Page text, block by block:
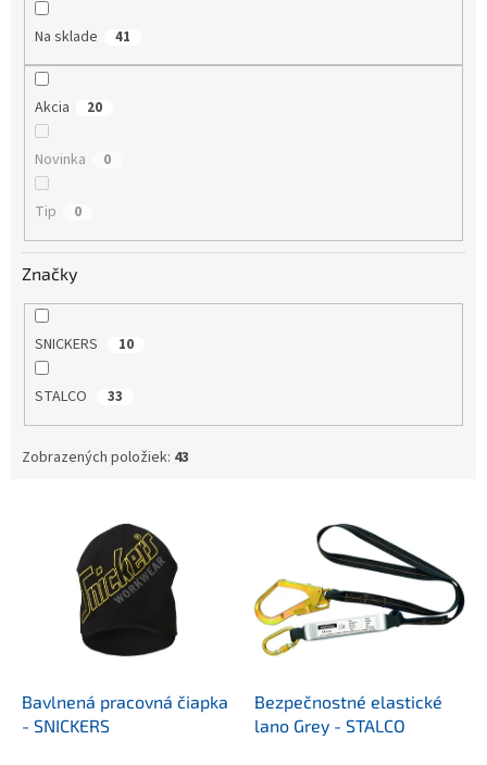
Na sklade 41
Akcia 20
Novinka 0
Tip 0
Značky
SNICKERS 10
STALCO 33
Zobrazených položiek: 43
Bavlnená pracovná čiapka
- SNICKERS
Bezpečnostné elastické
lano Grey - STALCO